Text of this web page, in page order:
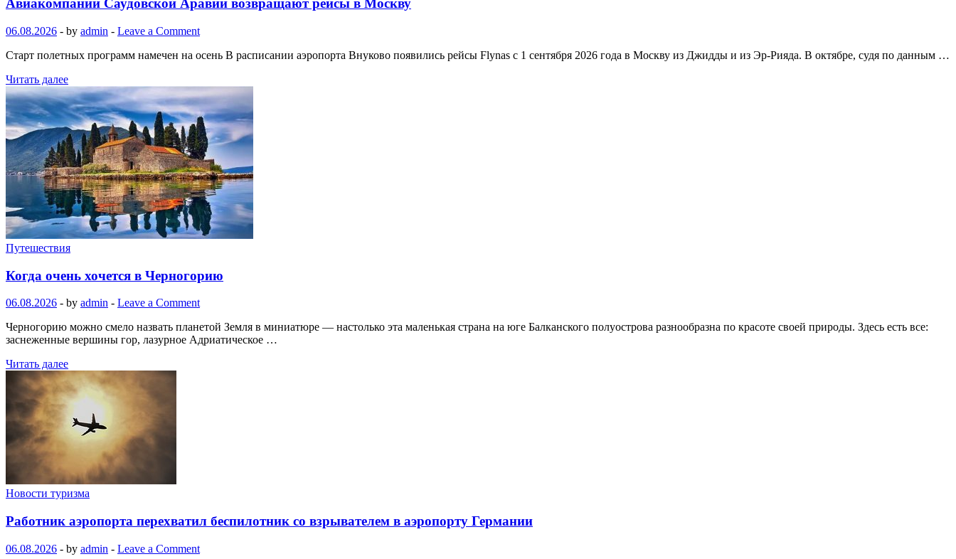
Авиакомпании Саудовской Аравии возвращают рейсы в Москву
06.08.2026 - by admin - Leave a Comment
Старт полетных программ намечен на осень В расписании аэропорта Внуково появились рейсы Flynas с 1 сентября 2026 года в Москву из Джидды и из Эр-Рияда. В октябре, судя по данным …
Читать далее
Путешествия
Когда очень хочется в Черногорию
06.08.2026 - by admin - Leave a Comment
Черногорию можно смело назвать планетой Земля в миниатюре — настолько эта маленькая страна на юге Балканского полуострова разнообразна по красоте своей природы. Здесь есть все:
заснеженные вершины гор, лазурное Адриатическое …
Читать далее
Новости туризма
Работник аэропорта перехватил беспилотник со взрывателем в аэропорту Германии
06.08.2026 - by admin - Leave a Comment